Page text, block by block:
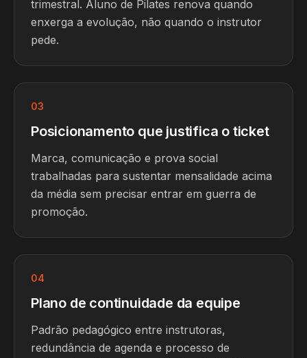
trimestral. Aluno de Pilates renova quando
enxerga a evolução, não quando o instrutor
pede.
03
Posicionamento que justifica o ticket
Marca, comunicação e prova social
trabalhadas para sustentar mensalidade acima
da média sem precisar entrar em guerra de
promoção.
04
Plano de continuidade da equipe
Padrão pedagógico entre instrutoras,
redundância de agenda e processo de